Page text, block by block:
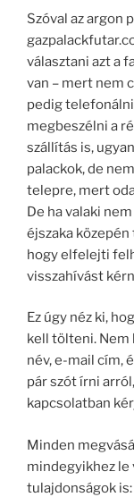
Szóval az argon
választani azt a
van – mert nem
pedig
megbeszélni a
szállítás is,
palackok, de
telepre, mert
De ha valaki
éjszaka közepén
hogy elfelejti
visszahívást
Ez úgy néz ki,
kell tölteni. Nem
név, e-mail cím,
pár szót írni
kapcsolatban
Minden
mindegyikhez le
tulajdonságok